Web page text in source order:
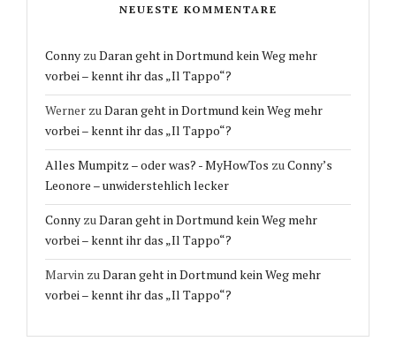
NEUESTE KOMMENTARE
Conny zuDaran geht in Dortmund kein Weg mehr
vorbei – kennt ihr das „Il Tappo“?
Werner zuDaran geht in Dortmund kein Weg mehr
vorbei – kennt ihr das „Il Tappo“?
Alles Mumpitz – oder was? - MyHowTos zuConny’s
Leonore – unwiderstehlich lecker
Conny zuDaran geht in Dortmund kein Weg mehr
vorbei – kennt ihr das „Il Tappo“?
Marvin zuDaran geht in Dortmund kein Weg mehr
vorbei – kennt ihr das „Il Tappo“?